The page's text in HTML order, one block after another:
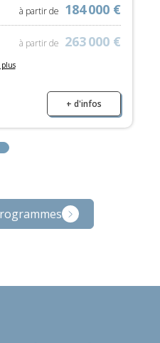
à partir de 184 000 €
à partir de 263 000 €
562 000 €
plus
+ d'infos